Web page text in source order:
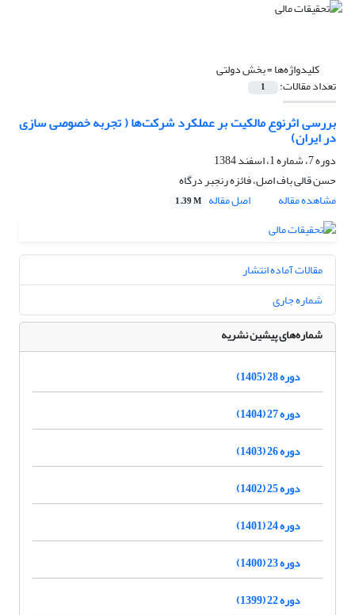
کلیدواژه‌ها =بخش دولتی
تعداد مقالات: 1
بررسی اثرنوع مالکیت بر عملکرد شرکت‌ها ( تجربه خصوصی سازی
در ایران)
دوره 7، شماره 1، اسفند 1384
حسن قالی باف اصل، فائزه رنجبر درگاه
مشاهده مقاله
اصل مقاله 1.39 M
مقالات آماده انتشار
شماره جاری
شماره‌های پیشین نشریه
دوره 28 (1405)
دوره 27 (1404)
دوره 26 (1403)
دوره 25 (1402)
دوره 24 (1401)
دوره 23 (1400)
دوره 22 (1399)